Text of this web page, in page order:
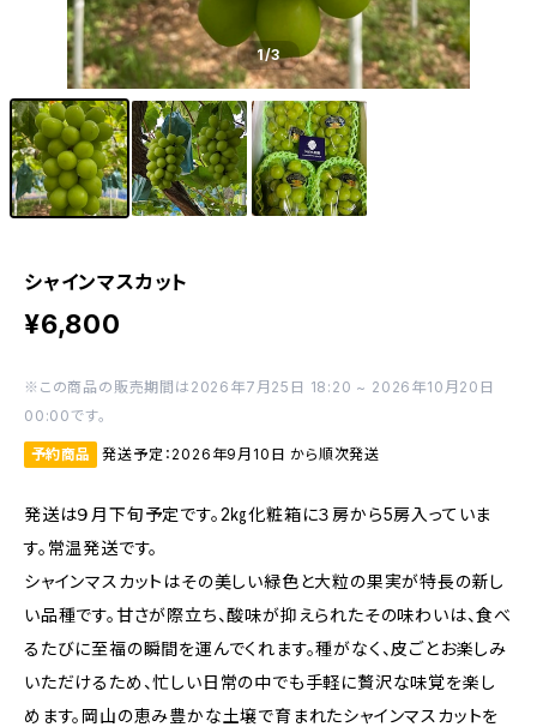
1/3
シャインマスカット
¥6,800
※この商品の販売期間は2026年7月25日 18:20 ~ 2026年10月20日
00:00です。
予約商品 発送予定：2026年9月10日 から順次発送
発送は９月下旬予定です。2㎏化粧箱に３房から5房入っていま
す。常温発送です。
シャインマスカットはその美しい緑色と大粒の果実が特長の新し
い品種です。甘さが際立ち、酸味が抑えられたその味わいは、食べ
るたびに至福の瞬間を運んでくれます。種がなく、皮ごとお楽しみ
いただけるため、忙しい日常の中でも手軽に贅沢な味覚を楽し
めます。岡山の恵み豊かな土壌で育まれたシャインマスカットを